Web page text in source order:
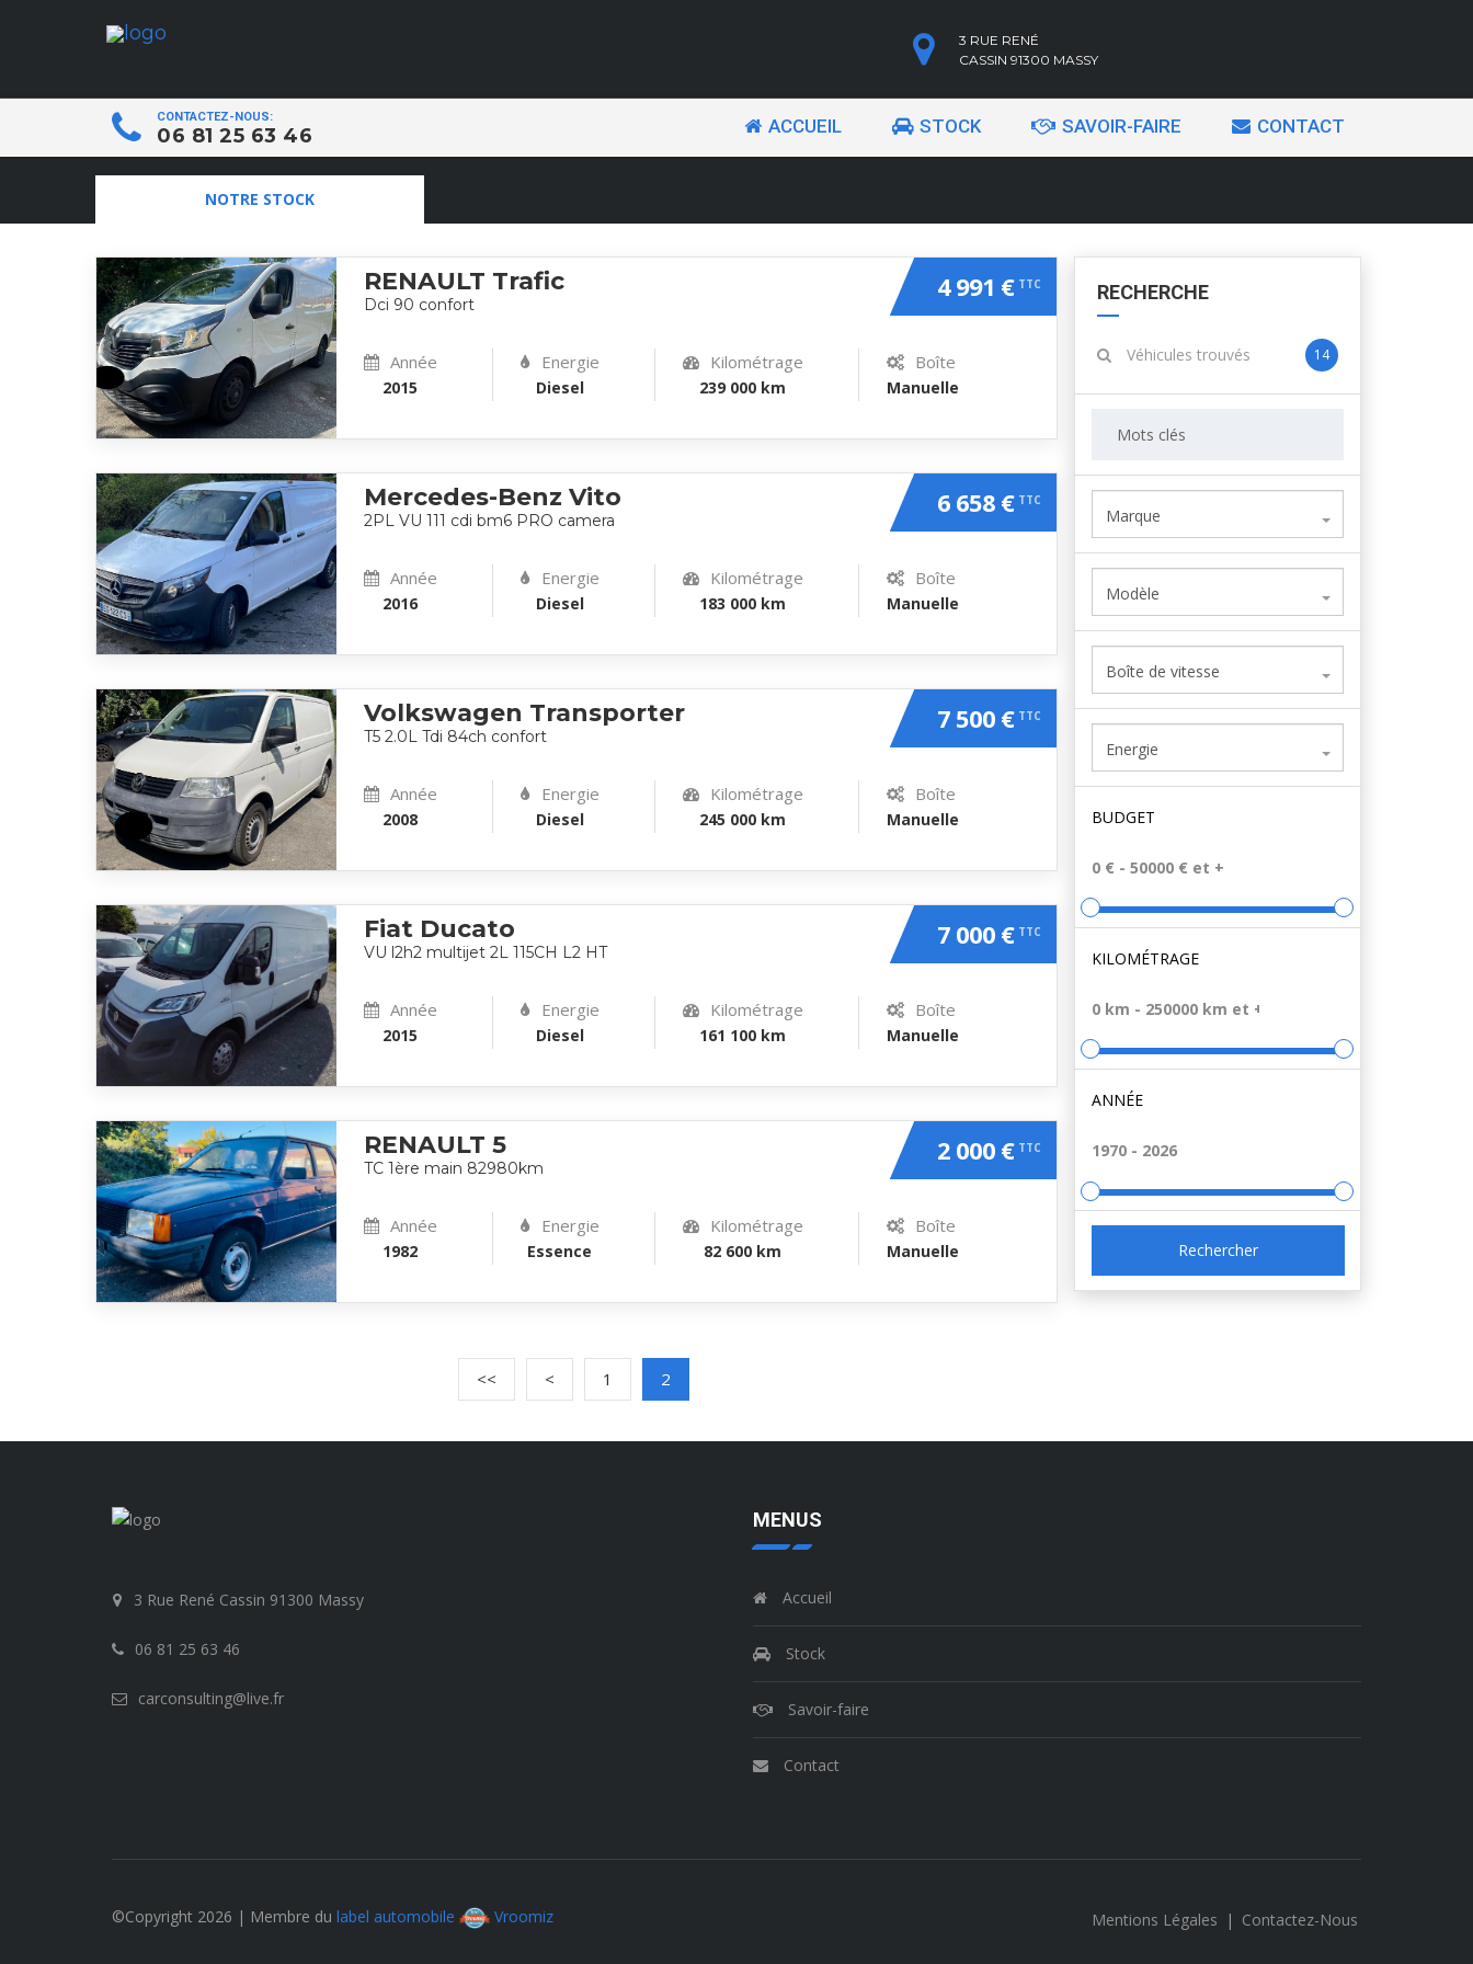
3 RUE RENÉ
CASSIN 91300 MASSY
CONTACTEZ-NOUS:
06 81 25 63 46 ACCUEIL STOCK SAVOIR-FAIRE CONTACT
NOTRE STOCK
RECHERCHE
Véhicules trouvés 14
Marque
Modèle
Boîte de vitesse
Energie
BUDGET
KILOMÉTRAGE
ANNÉE
Rechercher
4 991 € TTC
RENAULT Trafic
Dci 90 confort
Année
2015
Energie
Diesel
Kilométrage
239 000 km
Boîte
Manuelle
6 658 € TTC
Mercedes-Benz Vito
2PL VU 111 cdi bm6 PRO camera
Année
2016
Energie
Diesel
Kilométrage
183 000 km
Boîte
Manuelle
7 500 € TTC
Volkswagen Transporter
T5 2.0L Tdi 84ch confort
Année
2008
Energie
Diesel
Kilométrage
245 000 km
Boîte
Manuelle
7 000 € TTC
Fiat Ducato
VU l2h2 multijet 2L 115CH L2 HT
Année
2015
Energie
Diesel
Kilométrage
161 100 km
Boîte
Manuelle
2 000 € TTC
RENAULT 5
TC 1ère main 82980km
Année
1982
Energie
Essence
Kilométrage
82 600 km
Boîte
Manuelle
<< < 1 2
3 Rue René Cassin 91300 Massy
06 81 25 63 46
carconsulting@live.fr
MENUS
Accueil
Stock
Savoir-faire
Contact
©Copyright 2026 | Membre du label automobile Vroomiz Mentions Légales | Contactez-Nous